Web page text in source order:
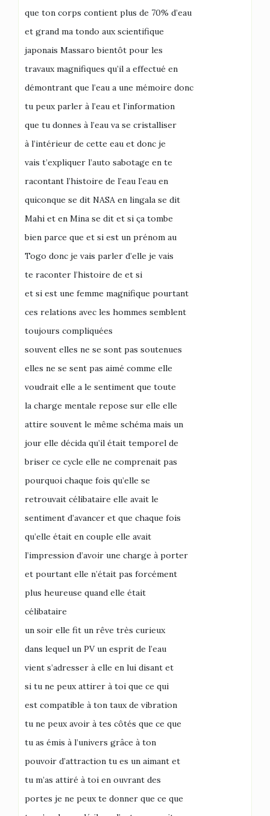
que ton corps contient plus de 70% d’eau
et grand ma tondo aux scientifique
japonais Massaro bientôt pour les
travaux magnifiques qu’il a effectué en
démontrant que l’eau a une mémoire donc
tu peux parler à l’eau et l’information
que tu donnes à l’eau va se cristalliser
à l’intérieur de cette eau et donc je
vais t’expliquer l’auto sabotage en te
racontant l’histoire de l’eau l’eau en
quiconque se dit NASA en lingala se dit
Mahi et en Mina se dit et si ça tombe
bien parce que et si est un prénom au
Togo donc je vais parler d’elle je vais
te raconter l’histoire de et si
et si est une femme magnifique pourtant
ces relations avec les hommes semblent
toujours compliquées
souvent elles ne se sont pas soutenues
elles ne se sent pas aimé comme elle
voudrait elle a le sentiment que toute
la charge mentale repose sur elle elle
attire souvent le même schéma mais un
jour elle décida qu’il était temporel de
briser ce cycle elle ne comprenait pas
pourquoi chaque fois qu’elle se
retrouvait célibataire elle avait le
sentiment d’avancer et que chaque fois
qu’elle était en couple elle avait
l’impression d’avoir une charge à porter
et pourtant elle n’était pas forcément
plus heureuse quand elle était
célibataire
un soir elle fit un rêve très curieux
dans lequel un PV un esprit de l’eau
vient s’adresser à elle en lui disant et
si tu ne peux attirer à toi que ce qui
est compatible à ton taux de vibration
tu ne peux avoir à tes côtés que ce que
tu as émis à l’univers grâce à ton
pouvoir d’attraction tu es un aimant et
tu m’as attiré à toi en ouvrant des
portes je ne peux te donner que ce que